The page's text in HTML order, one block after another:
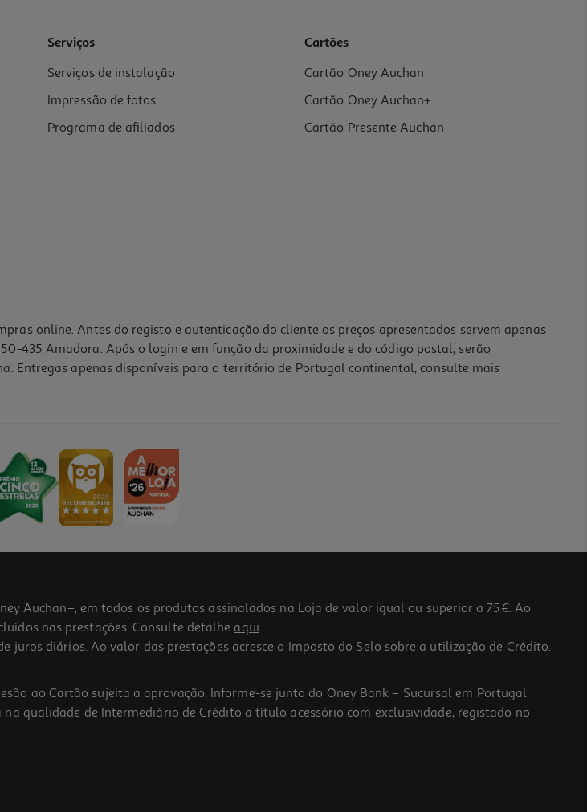
Serviços
Serviços de instalação
Impressão de fotos
Programa de afiliados
Cartões
Cartão Oney Auchan
Cartão Oney Auchan+
Cartão Presente Auchan
online. Antes do registo e autenticação do cliente os preços apresentados servem apenas
435 Amadora. Após o login e em função da proximidade e do código postal, serão
Entregas apenas disponíveis para o território de Portugal continental, consulte mais
Auchan+, em todos os produtos assinalados na Loja de valor igual ou superior a 75€. Ao
nas prestações. Consulte detalhe aqui.
diários. Ao valor das prestações acresce o Imposto do Selo sobre a utilização de Crédito.
ao Cartão sujeita a aprovação. Informe-se junto do Oney Bank – Sucursal em Portugal,
qualidade de Intermediário de Crédito a título acessório com exclusividade, registado no